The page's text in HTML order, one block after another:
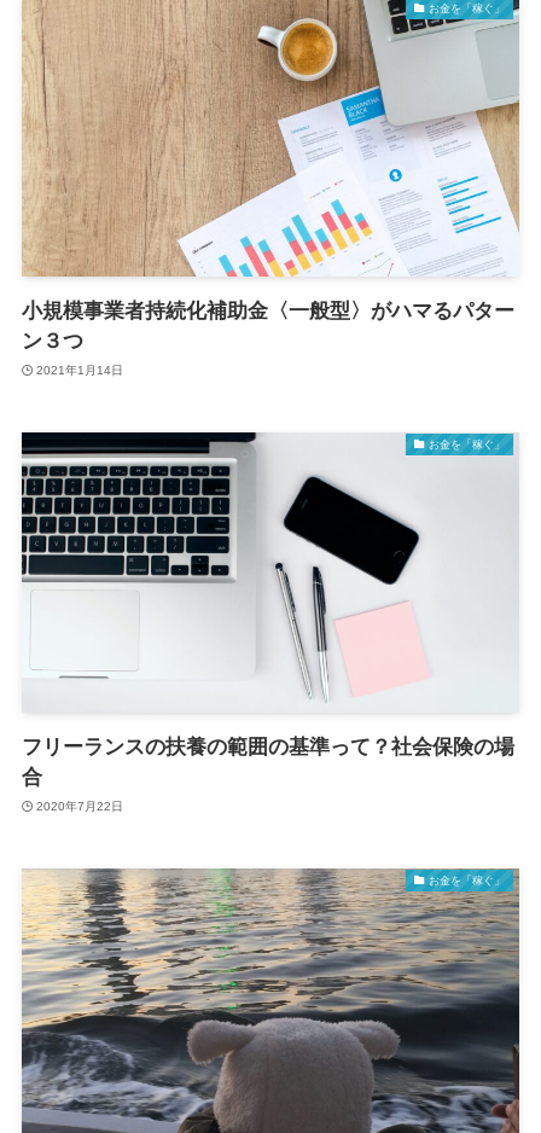
お金を「稼ぐ」
小規模事業者持続化補助金〈一般型〉がハマるパター
ン３つ
2021年1月14日
お金を「稼ぐ」
フリーランスの扶養の範囲の基準って？社会保険の場
合
2020年7月22日
お金を「稼ぐ」